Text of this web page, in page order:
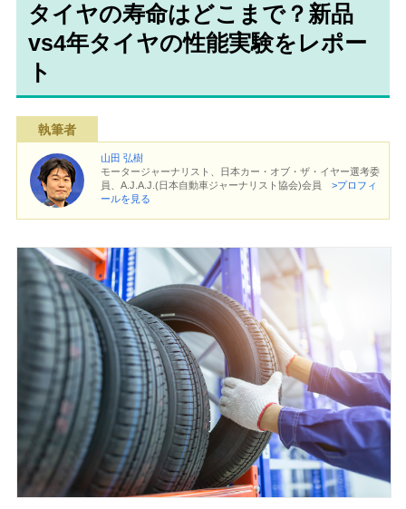
タイヤの寿命はどこまで？新品
vs4年タイヤの性能実験をレポー
ト
執筆者
山田 弘樹
モータージャーナリスト、日本カー・オブ・ザ・イヤー選考委
員、A.J.A.J.(日本自動車ジャーナリスト協会)会員 >プロフィ
ールを見る